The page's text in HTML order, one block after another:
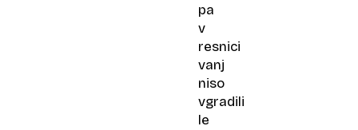
pa
v
resnici
vanj
niso
vgradili
le